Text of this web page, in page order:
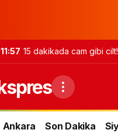
11:57 15 dakikada cam gibi
Ankara Son Dakika